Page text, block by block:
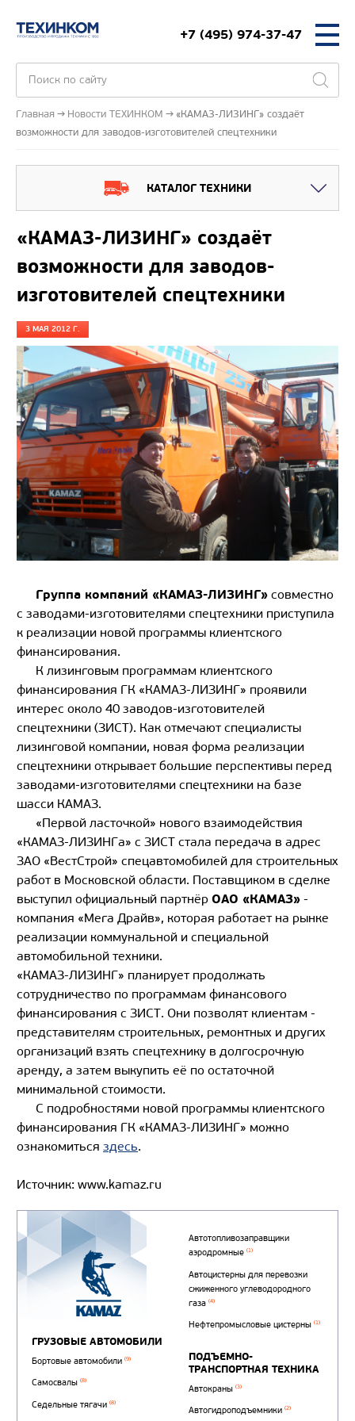
+7 (495) 974-37-47
Главная Новости ТЕХИНКОМ
«КАМАЗ-ЛИЗИНГ» создаёт
возможности для заводов-изготовителей спецтехники
КАТАЛОГ ТЕХНИКИ
«КАМАЗ-ЛИЗИНГ» создаёт
возможности для заводов-
изготовителей спецтехники
3 МАЯ 2012 Г.
Группа компаний «КАМАЗ-ЛИЗИНГ» совместно
с заводами-изготовителями спецтехники приступила
к реализации новой программы клиентского
финансирования.
К лизинговым программам клиентского
финансирования ГК «КАМАЗ-ЛИЗИНГ» проявили
интерес около 40 заводов-изготовителей
спецтехники (ЗИСТ). Как отмечают специалисты
лизинговой компании, новая форма реализации
спецтехники открывает большие перспективы перед
заводами-изготовителями спецтехники на базе
шасси КАМАЗ.
«Первой ласточкой» нового взаимодействия
«КАМАЗ-ЛИЗИНГа» с ЗИСТ стала передача в адрес
ЗАО «ВестСтрой» спецавтомобилей для строительных
работ в Московской области. Поставщиком в сделке
выступил официальный партнёр ОАО «КАМАЗ» -
компания «Мега Драйв», которая работает на рынке
реализации коммунальной и специальной
автомобильной техники.
«КАМАЗ-ЛИЗИНГ» планирует продолжать
сотрудничество по программам финансового
финансирования с ЗИСТ. Они позволят клиентам -
представителям строительных, ремонтных и других
организаций взять спецтехнику в долгосрочную
аренду, а затем выкупить её по остаточной
минимальной стоимости.
С подробностями новой программы клиентского
финансирования ГК «КАМАЗ-ЛИЗИНГ» можно
ознакомиться здесь.
Источник: www.kamaz.ru